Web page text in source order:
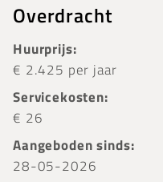
Overdracht
Huurprijs:
€ 2.425 per jaar
Servicekosten:
€ 26
Aangeboden sinds:
28-05-2026